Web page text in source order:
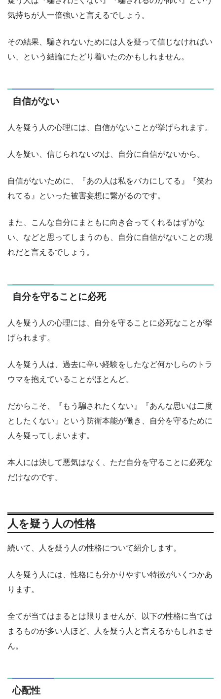
気持ちが人一倍強いと言えるでしょう。
その結果、騙されないためには人を疑って信じなければい
い、という結論にたどり着いたのかもしれません。
自信がない
人を疑う人の心理には、自信がないことが挙げられます。
人を疑い、信じられないのは、自分に自信がないから。
自信がないために、『あの人は私をバカにしてる』『笑わ
れてる』といった被害妄想に繋がるのです。
また、こんな自分にまともに向き合ってくれるはずがな
い、などと思ってしまうのも、自分に自信がないことの現
れだと言えるでしょう。
自分を守ることに必死
人を疑う人の心理には、自分を守ることに必死なことが挙
げられます。
人を疑う人は、過去に辛い経験をしたなど何かしらのトラ
ウマを抱えていることがほとんど。
だからこそ、『もう騙されたくない』『あんな思いは二度
としたくない』という防衛本能が働き、自分を守るために
人を疑ってしまいます。
本人には決して悪気はなく、ただ自分を守ることに必死な
だけなのです。
人を疑う人の性格
続いて、人を疑う人の性格について紹介します。
人を疑う人には、性格にも分かりやすい特徴がいくつかあ
ります。
全てが当てはまるとは限りませんが、以下の性格に当ては
まるものが多い人ほど、人を疑う人と言えるかもしれませ
ん。
心配性